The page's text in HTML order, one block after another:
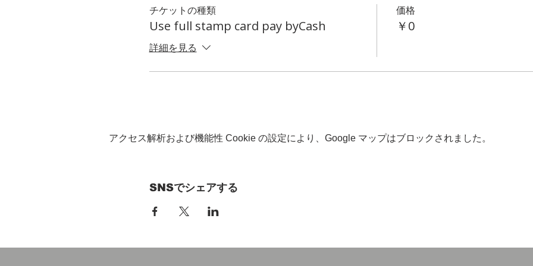
チケットの種類
Use full stamp card pay byCash
詳細を見る
価格
￥0
アクセス解析および機能性 Cookie の設定により、Google マップはブロックされました。
SNSでシェアする